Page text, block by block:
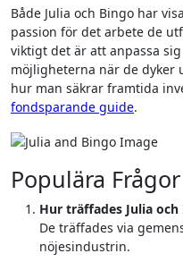
Både Julia och Bingo har
passion för det arbete de
viktigt det är att anpassa
möjligheterna när de dyker
hur man säkrar framtida
fondsparande guide.
Populära
Hur träffades Julia och
De träffades via gemensamma vänner inom
nöjesindustrin.